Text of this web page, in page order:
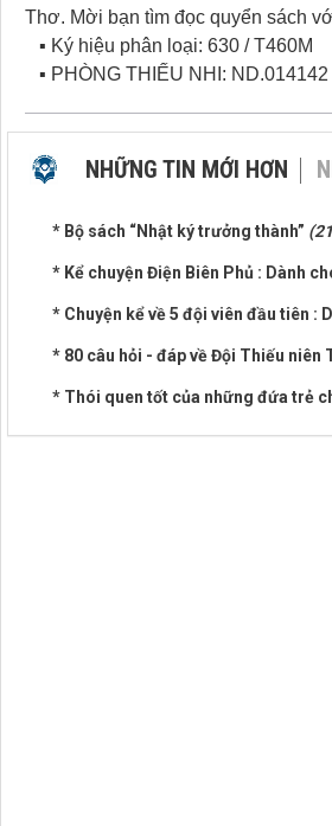
Thơ. Mời bạn tìm đọc quyển sách
▪ Ký hiệu phân loại: 630 / T460M
▪ PHÒNG THIẾU NHI: ND.014142
NHỮNG TIN MỚI HƠN
* Bộ sách “Nhật ký trưởng thành”
* Kể chuyện Điện Biên Phủ : Dành
* Chuyện kể về 5 đội viên đầu tiên :
* 80 câu hỏi - đáp về Đội Thiếu niên
* Thói quen tốt của những đứa trẻ